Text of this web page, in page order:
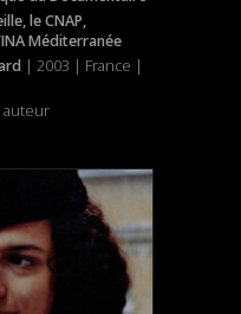
le CNAP,
INA Méditerranée
| 2003 | France |
auteur